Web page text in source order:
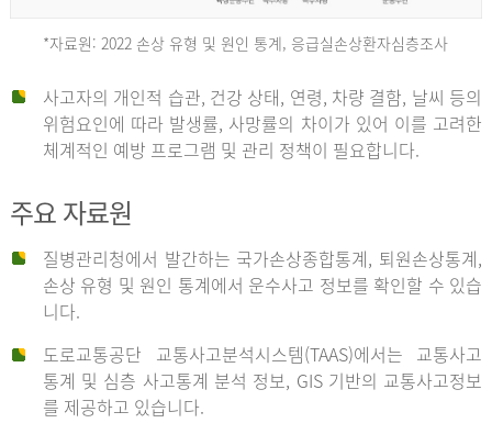
사
*자료원: 2022 손상 유형 및 원인 통계, 응급실손상환자심층조사
사고자의 개인적 습관, 건강 상태, 연령, 차량 결함, 날씨 등의
위험요인에 따라 발생률, 사망률의 차이가 있어 이를 고려한
체계적인 예방 프로그램 및 관리 정책이 필요합니다.
주요 자료원
질병관리청에서 발간하는 국가손상종합통계, 퇴원손상통계,
손상 유형 및 원인 통계에서 운수사고 정보를 확인할 수 있습
니다.
도로교통공단 교통사고분석시스템(TAAS)에서는 교통사고
통계 및 심층 사고통계 분석 정보, GIS 기반의 교통사고정보
를 제공하고 있습니다.